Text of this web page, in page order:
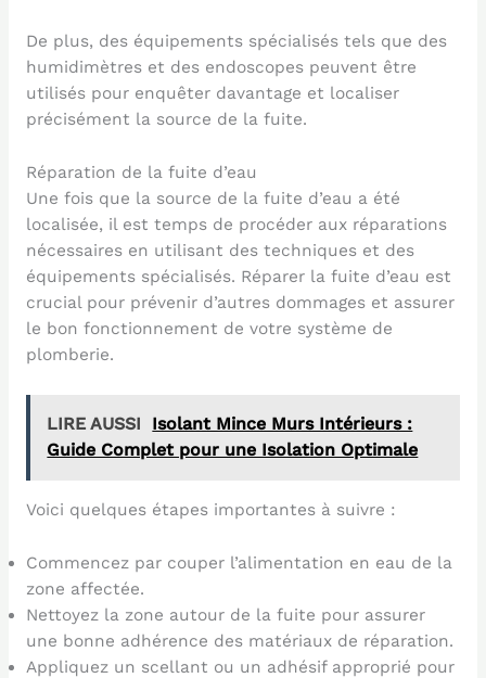
De plus, des équipements spécialisés tels que des
humidimètres et des endoscopes peuvent être
utilisés pour enquêter davantage et localiser
précisément la source de la fuite.
Réparation de la fuite d’eau
Une fois que la source de la fuite d’eau a été
localisée, il est temps de procéder aux réparations
nécessaires en utilisant des techniques et des
équipements spécialisés. Réparer la fuite d’eau est
crucial pour prévenir d’autres dommages et assurer
le bon fonctionnement de votre système de
plomberie.
LIRE AUSSI
Isolant Mince Murs Intérieurs :
Guide Complet pour une Isolation Optimale
Voici quelques étapes importantes à suivre :
Commencez par couper l’alimentation en eau de la
zone affectée.
Nettoyez la zone autour de la fuite pour assurer
une bonne adhérence des matériaux de réparation.
Appliquez un scellant ou un adhésif approprié pour